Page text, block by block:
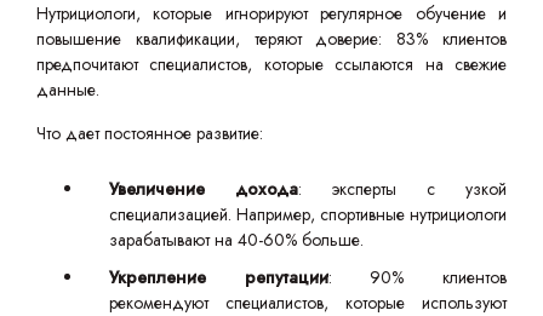
Нутрициологи, которые игнорируют регулярное обучение и
повышение квалификации, теряют доверие: 83% клиентов
предпочитают специалистов, которые ссылаются на свежие
данные.
Что дает постоянное развитие:
Увеличение дохода: эксперты с узкой
специализацией. Например, спортивные нутрициологи
зарабатывают на 40-60% больше.
Укрепление репутации: 90% клиентов
рекомендуют специалистов, которые используют